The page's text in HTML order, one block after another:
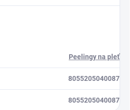
Peelingy na pleť
8055205040087
8055205040087